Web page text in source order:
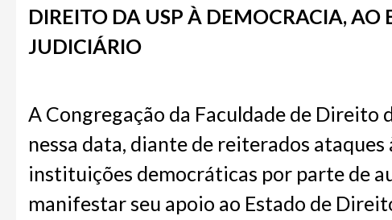
DIREITO DA USP À DEMOCRACIA, AO
JUDICIÁRIO
A Congregação da Faculdade de Direito
nessa data, diante de reiterados
instituições democráticas por parte de
manifestar seu apoio ao Estado de